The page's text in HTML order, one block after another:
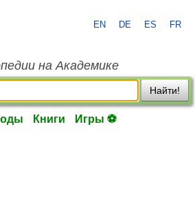
EN DE ES FR
на Академике
Найти!
Книги Игры ⚽